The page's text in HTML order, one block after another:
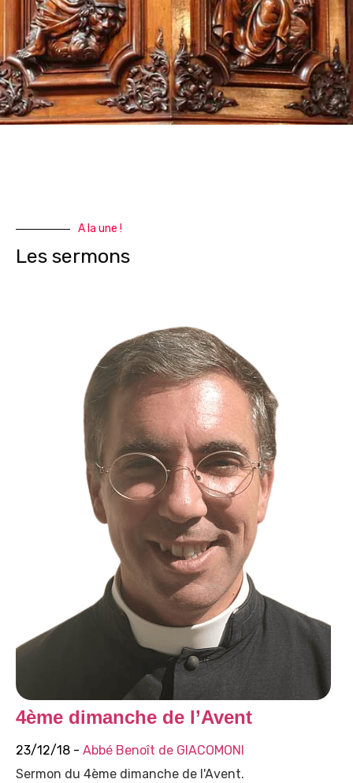
A la une !
Les sermons
4ème dimanche de l’Avent
23/12/18 - Abbé Benoît de GIACOMONI
Sermon du 4ème dimanche de l'Avent.